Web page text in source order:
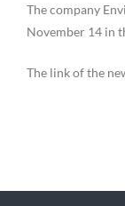
The company
November 14 in
The link of the